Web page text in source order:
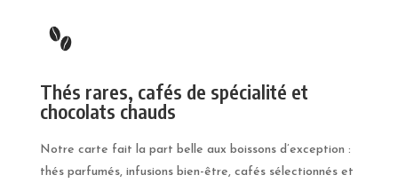
Thés rares, cafés de spécialité et
chocolats chauds
Notre carte fait la part belle aux boissons d’exception :
thés parfumés, infusions bien-être, cafés sélectionnés et